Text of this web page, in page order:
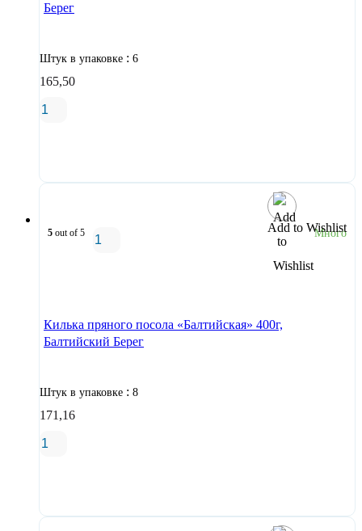
Берег
Штук в упаковке : 6
165,50
Add to Wishlist
5 out of 5 Много
Килька пряного посола «Балтийская» 400г,
Балтийский Берег
Штук в упаковке : 8
171,16